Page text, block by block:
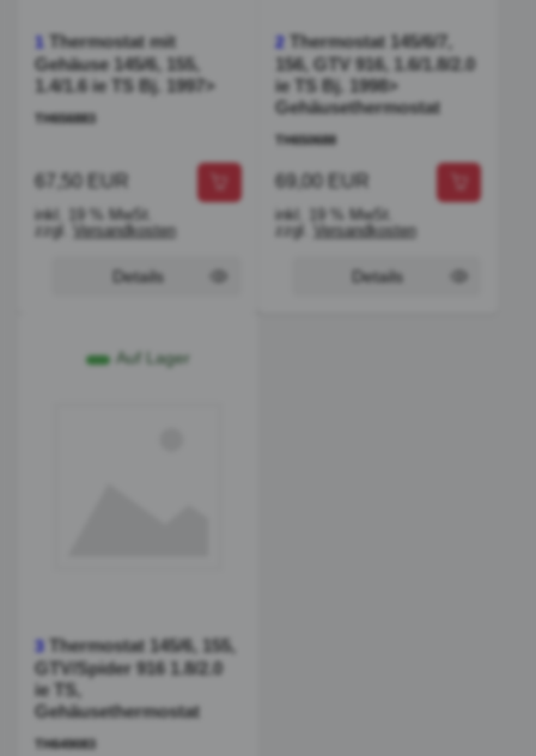
1 Thermostat mit
Gehäuse 145/6, 155,
1.4/1.6 ie TS Bj. 1997>
TH656883
67,50 EUR
inkl. 19 % MwSt.
zzgl.
Versandkosten
Details
2Thermostat 145/6/7,
156, GTV 916, 1.6/1.8/2.0
ie TS Bj. 1998>
Gehäusethermostat
TH650688
69,00 EUR
inkl. 19 % MwSt.
zzgl.
Versandkosten
Details
Auf Lager
3 Thermostat 145/6, 155,
GTV/Spider 916 1.8/2.0
ie TS,
Gehäusethermostat
TH649083